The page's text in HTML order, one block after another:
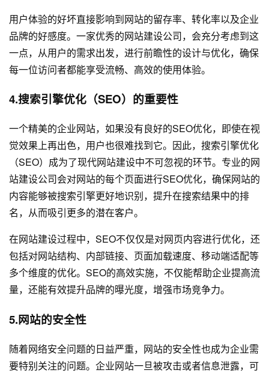
用户体验的好坏直接影响到网站的留存率、转化率以及企业
品牌的好感度。一家优秀的网站建设公司，会充分考虑到这
一点，从用户的需求出发，进行前瞻性的设计与优化，确保
每一位访问者都能享受流畅、高效的使用体验。
4.搜索引擎优化（SEO）的重要性
一个精美的企业网站，如果没有良好的SEO优化，即使在视
觉效果上再出色，用户也很难找到它。因此，搜索引擎优化
（SEO）成为了现代网站建设中不可忽视的环节。专业的网
站建设公司会对网站的每个页面进行SEO优化，确保网站的
内容能够被搜索引擎更好地识别，提升在搜索结果中的排
名，从而吸引更多的潜在客户。
在网站建设过程中，SEO不仅仅是对网页内容进行优化，还
包括对网站结构、内部链接、页面加载速度、移动端适配等
多个维度的优化。SEO的高效实施，不仅能帮助企业提高流
量，还能有效提升品牌的曝光度，增强市场竞争力。
5.网站的安全性
随着网络安全问题的日益严重，网站的安全性也成为企业需
要特别关注的问题。企业网站一旦被攻击或者信息泄露，可